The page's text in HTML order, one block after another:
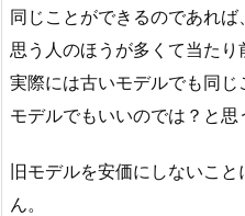
同じことができるのであれ
思う人のほうが多くて当たり
実際には古いモデルでも同
モデルでもいいのでは？と思
旧モデルを安価にしないこ
ん。